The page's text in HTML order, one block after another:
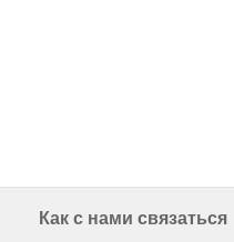
Как с нами связаться